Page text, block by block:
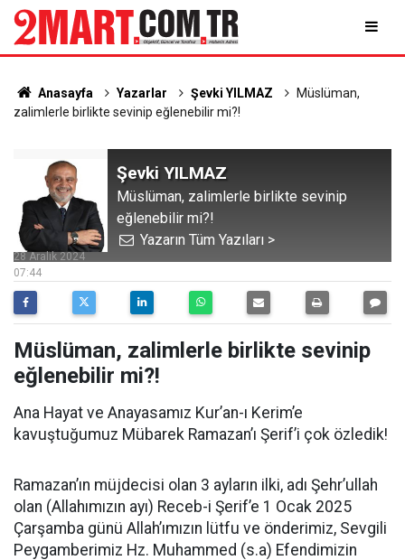
Anasayfa Yazarlar Şevki YILMAZ
Müslüman,
zalimlerle birlikte sevinip eğlenebilir mi?!
Şevki YILMAZ
Müslüman, zalimlerle birlikte sevinip
eğlenebilir mi?!
Yazarın Tüm Yazıları >
07:44
28 Aralık 2024
Müslüman, zalimlerle birlikte sevinip
eğlenebilir mi?!
Ana Hayat ve Anayasamız Kur’an-ı Kerim’e
kavuştuğumuz Mübarek Ramazan’ı Şerif’i çok özledik!
Ramazan’ın müjdecisi olan 3 ayların ilki, adı Şehr’ullah
olan (Allahımızın ayı) Receb-i Şerif’e 1 Ocak 2025
Çarşamba günü Allah’ımızın lütfu ve önderimiz, Sevgili
Peygamberimiz Hz. Muhammed (s.a) Efendimizin